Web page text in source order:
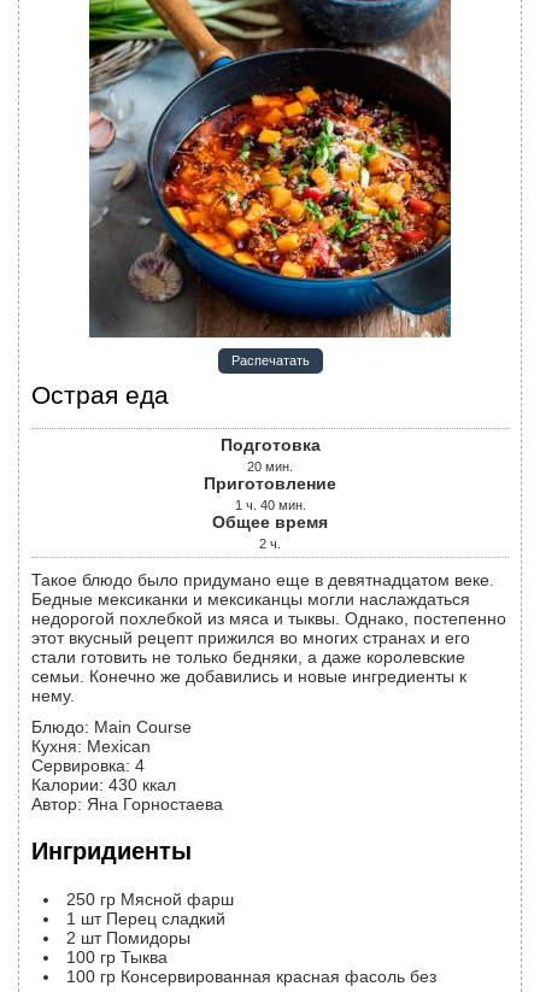
Распечатать
Острая еда
Подготовка
20 мин.
Приготовление
1 ч. 40 мин.
Общее время
2 ч.
Такое блюдо было придумано еще в девятнадцатом веке.
Бедные мексиканки и мексиканцы могли наслаждаться
недорогой похлебкой из мяса и тыквы. Однако, постепенно
этот вкусный рецепт прижился во многих странах и его
стали готовить не только бедняки, а даже королевские
семьи. Конечно же добавились и новые ингредиенты к
нему.
Блюдо: Main Course
Кухня: Mexican
Сервировка: 4
Калории: 430 ккал
Автор: Яна Горностаева
Ингридиенты
250 гр Мясной фарш
1 шт Перец сладкий
2 шт Помидоры
100 гр Тыква
100 гр Консервированная красная фасоль без